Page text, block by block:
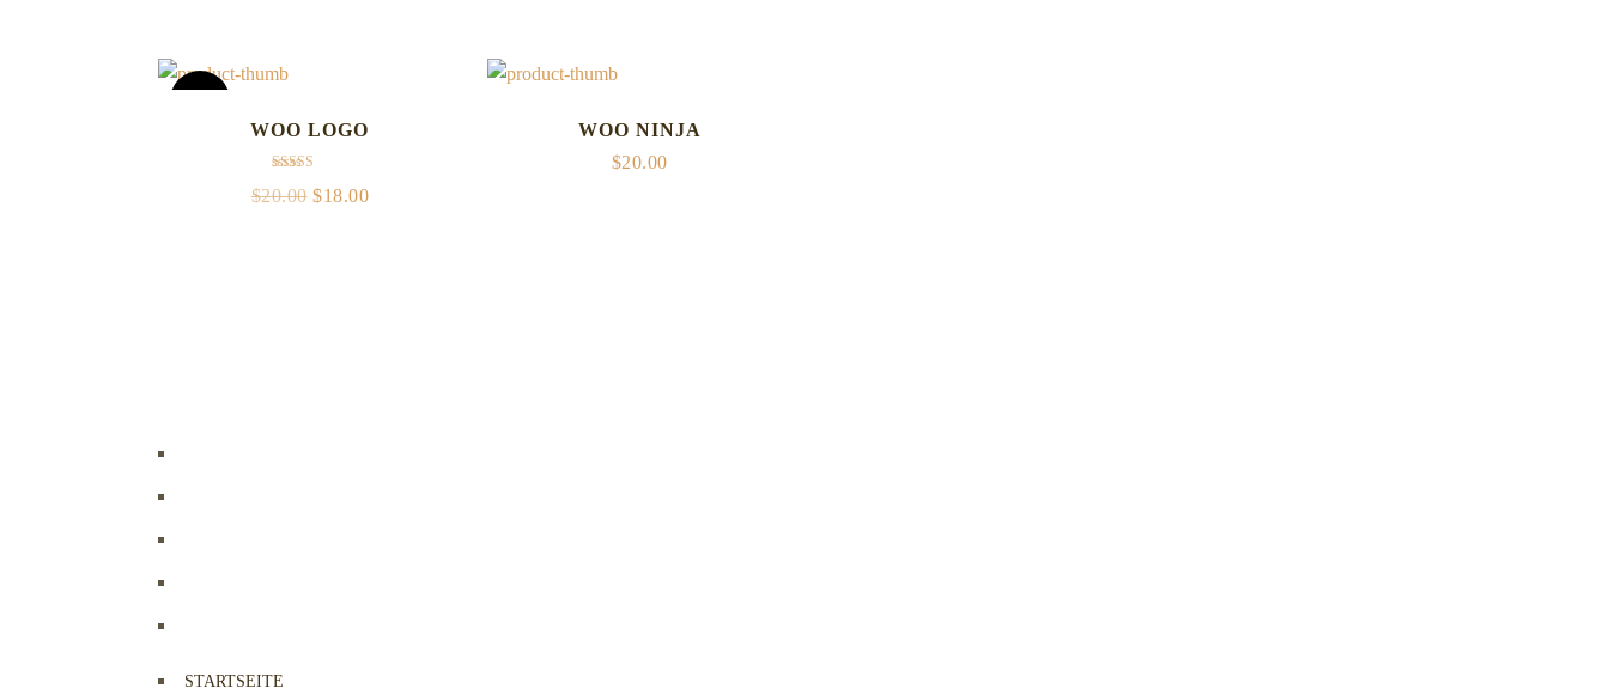
WOO LOGO
$20.00 $18.00
4.00
WOO NINJA
$20.00
STARTSEITE